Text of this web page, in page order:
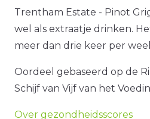
Trentham Estate - Pinot
wel als extraatje drinken.
meer dan drie keer per
Oordeel gebaseerd op de
Schijf van Vijf van het
Over gezondheidsscores